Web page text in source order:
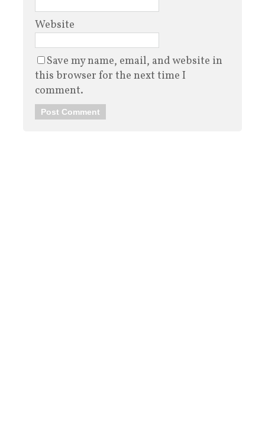
Website
Save my name, email, and website in
this browser for the next time I
comment.